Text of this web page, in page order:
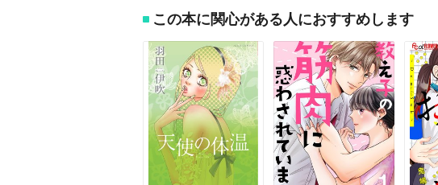
この本に関心がある人におすすめします